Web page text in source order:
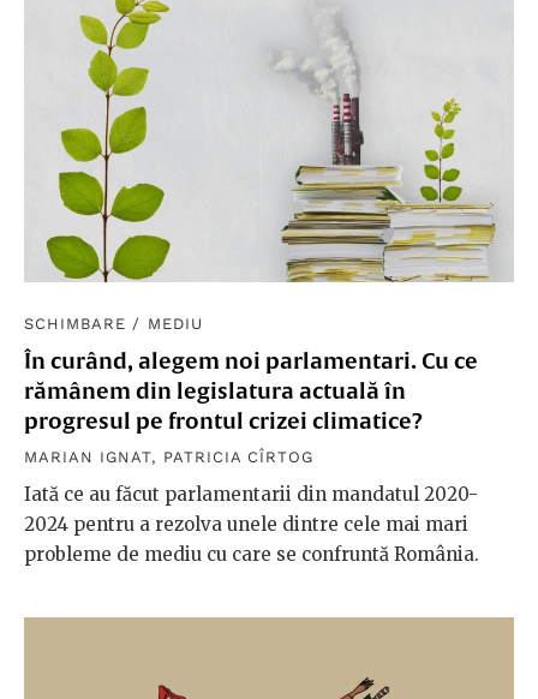
SCHIMBARE / MEDIU
În curând, alegem noi parlamentari. Cu ce
rămânem din legislatura actuală în
progresul pe frontul crizei climatice?
MARIAN IGNAT, PATRICIA CÎRTOG
Iată ce au făcut parlamentarii din mandatul 2020-
2024 pentru a rezolva unele dintre cele mai mari
probleme de mediu cu care se confruntă România.